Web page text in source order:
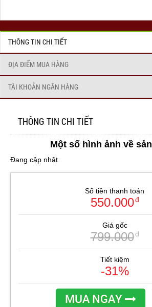
THÔNG TIN CHI TIẾT
ĐỊA ĐIỂM MUA HÀNG
TÀI KHOẢN NGÂN HÀNG
THÔNG TIN CHI TIẾT
Một số hình ảnh về
Đang cập nhật
Số tiền thanh toán
550.000đ
Giá gốc
799.000đ
Tiết kiệm
-31%
MUA NGAY